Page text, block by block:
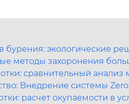
бурения: экологические
методы захоронения
сравнительный анализ
Внедрение системы
расчет окупаемости в